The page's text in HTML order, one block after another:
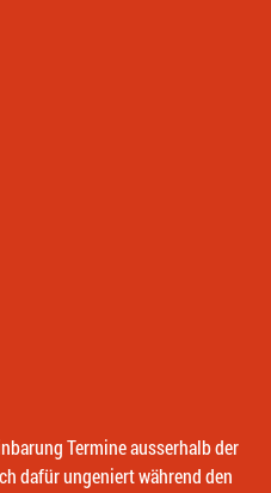
Termine ausserhalb der
dafür ungeniert während den